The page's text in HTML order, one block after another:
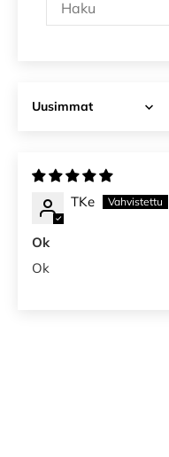
Sort by
TKe
Ok
Ok